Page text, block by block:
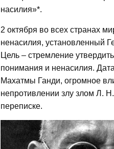
насилия»*.
2 октября во всех странах
ненасилия, установленный
Цель – стремление
понимания и ненасилия.
Махатмы Ганди, огромное
непротивлении злу злом Л.
переписке.